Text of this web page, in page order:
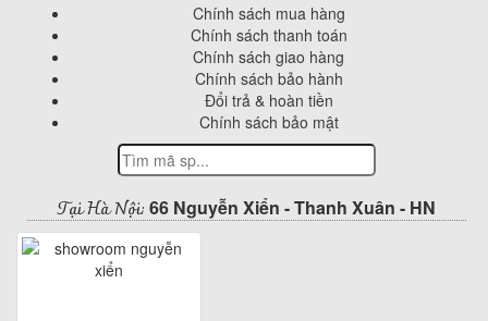
Chính sách mua hàng
Chính sách thanh toán
Chính sách giao hàng
Chính sách bảo hành
Đổi trả & hoàn tiền
Chính sách bảo mật
Tại Hà Nội: 66 Nguyễn Xiển - Thanh Xuân - HN